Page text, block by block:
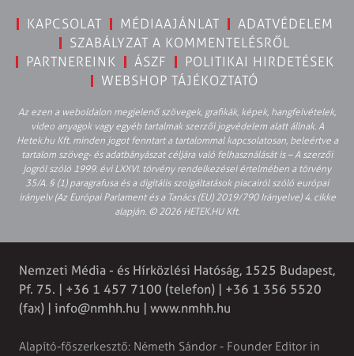
KAPCSOLAT MÉDIAAJÁNLAT
ADATVÉDELEM
SZABÁLYZAT A KOMMENTELÉSRŐL
PARTNEREINK
ÁSZF
POLITIKAI HIRDETÉSEK
WEBSHOP TÁJÉKOZTATÓ
Az ezen a weboldalon megjelenő szövegek, grafikák, képek, hangfelvételek,
video anyagok vagy egyéb tartalmak szerzői jogvédelem alatt állnak. A
Hetek.hu Kft. minden jogot fenntart a tartalommal kapcsolatosan, beleértve a
tartalom szöveg- és adatbányászat céljára való felhasználását is – A szerzői
jogról szóló 1999. évi LXXVI. törvény rendelkezései értelmében a törvény
35/A. § (1) paragrafusa és a digitális szolgáltatások piacairól szóló európai
irányelv (Az Európai Parlament és a Tanács (EU) 2019/790 Irányelve) 4. cikke
alapján. © 2026 HETEK.HU Kft.
Nemzeti Média - és Hírközlési Hatóság, 1525 Budapest,
Pf. 75. | +36 1 457 7100 (telefon) | +36 1 356 5520
(fax) | info@nmhh.hu | www.nmhh.hu
Alapító-főszerkesztő: Németh Sándor - Founder Editor in